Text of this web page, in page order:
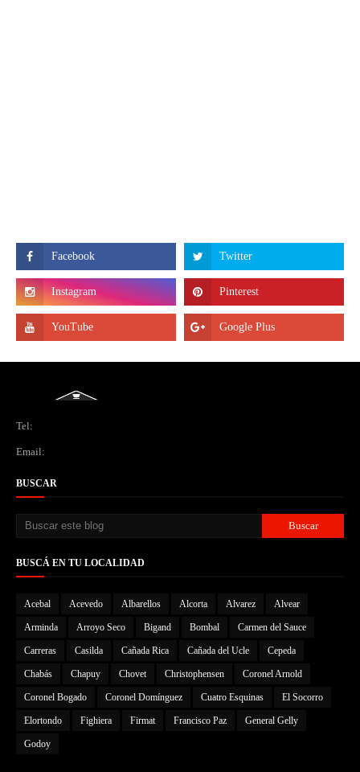
Tel:
Email:
BUSCAR
BUSCÁ EN TU LOCALIDAD
Acebal Acevedo Albarellos Alcorta Alvarez Alvear
Arminda Arroyo Seco Bigand Bombal Carmen del Sauce
Carreras Casilda Cañada Rica Cañada del Ucle Cepeda
Chabás Chapuy Chovet Christophensen Coronel Arnold
Coronel Bogado Coronel Domínguez Cuatro Esquinas El Socorro
Elortondo Fighiera Firmat Francisco Paz General Gelly
Godoy